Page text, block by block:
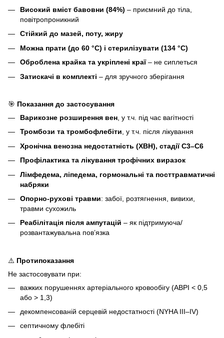
Високий вміст бавовни (84%) – приємний до тіла,
повітропроникний
Стійкий до мазей, поту, жиру
Можна прати (до 60 °C) і стерилізувати (134 °C)
Оброблена крайка та укріплені краї– не сиплеться
Затискачі в комплекті – для зручного зберігання
🎯 Показання до застосування
Варикозне розширення вен , у т.ч. під час вагітності
Тромбози та тромбофлебіти, у т.ч. після лікування
Хронічна венозна недостатність (ХВН), стадії C3–C6
Профілактика та лікування трофічних виразок
Лімфедема, ліпедема, гормональні та посттравматичні
набряки
Опорно-рухові травми: забої, розтягнення, вивихи,
травми сухожиль
Реабілітація після ампутацій – як підтримуюча/
розвантажувальна пов’язка
⚠️ Протипоказання
Не застосовувати при:
важких порушеннях артеріального кровообігу (ABPI < 0,5
або > 1,3)
декомпенсованій серцевій недостатності (NYHA III–IV)
септичному флебіті